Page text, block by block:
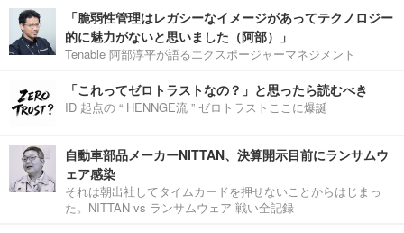
「脆弱性管理はレガシーなイメージがあってテクノロジー
的に魅力がないと思いました（阿部）」
Tenable 阿部淳平が語るエクスポージャーマネジメント
「これってゼロトラストなの？」と思ったら読むべき
ID 起点の “ HENNGE流 ” ゼロトラストここに爆誕
自動車部品メーカーNITTAN、決算開示目前にランサムウ
ェア感染
それは朝出社してタイムカードを押せないことからはじまっ
た。NITTAN vs ランサムウェア 戦い全記録